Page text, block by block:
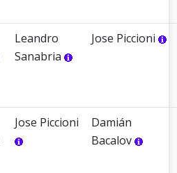
Leandro
Sanabria
Jose Piccioni
Jose Piccioni
Damián
Bacalov